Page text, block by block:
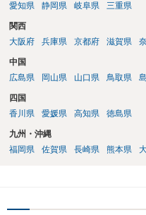
愛知県
静岡県 岐阜県 三重県
関西
大阪府
兵庫県 京都府 滋賀県
中国
広島県
岡山県 山口県 鳥取県
四国
香川県
愛媛県 高知県 徳島県
九州・沖縄
福岡県
佐賀県 長崎県 熊本県